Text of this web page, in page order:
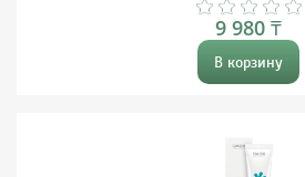
9 980 ₸
В корзину